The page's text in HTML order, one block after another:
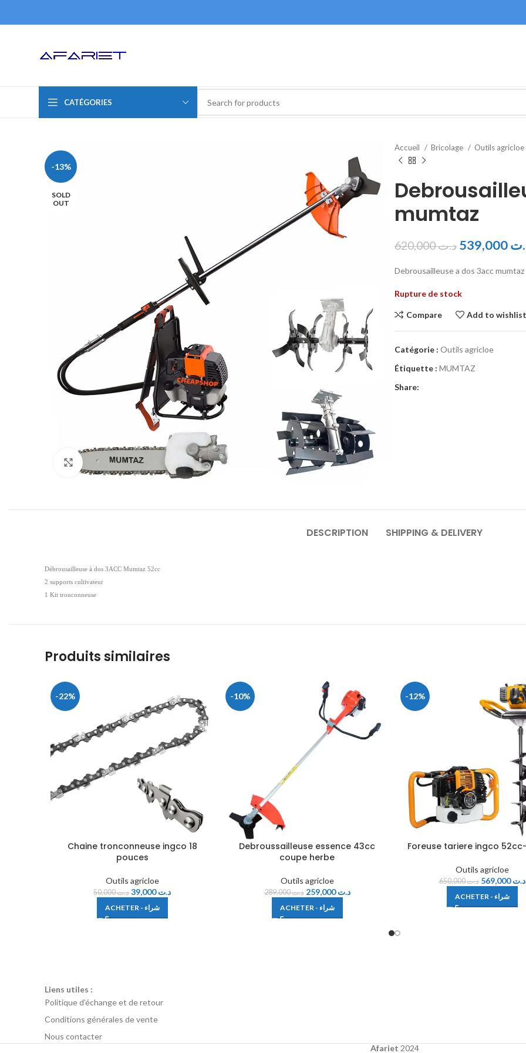
CATÉGORIES
-13%
SOLD
OUT
Click to enlarge
Accueil Bricolage Outils agricloe
mumtaz
د.ت620,000
Debrousailleuse a dos 3acc mumtaz
Rupture de stock
Compare Add to
Catégorie : Outils agricloe
Étiquette : MUMTAZ
Share:
DESCRIPTION SHIPPING & DELIVERY
Débrousailleuse à dos 3ACC Mumtaz 52cc
2 supports cultivateur
1 Kit tronconneuse
Produits similaires
-22%
Chaine tronconneuse ingco 18
pouces
Outils agricloe
د.ت50,000 د.ت39,000
ACHETER - شراء
-10%
Debroussailleuse essence 43cc
coupe herbe
Outils agricloe
د.ت289,000 د.ت259,000
ACHETER - شراء
-12%
Foreuse tariere ingco
Outils agricloe
د.ت650,000 د.ت569,000
ACHETER - شراء
Liens utiles :
Politique d'échange et de retour
Conditions générales de vente
Nous contacter
Afariet 2024